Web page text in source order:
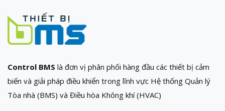
Control BMS là đơn vị phân phối hàng đầu các thiết bị cảm
biến và giải pháp điều khiển trong lĩnh vực Hệ thống Quản lý
Tòa nhà (BMS) và Điều hòa Không khí (HVAC)